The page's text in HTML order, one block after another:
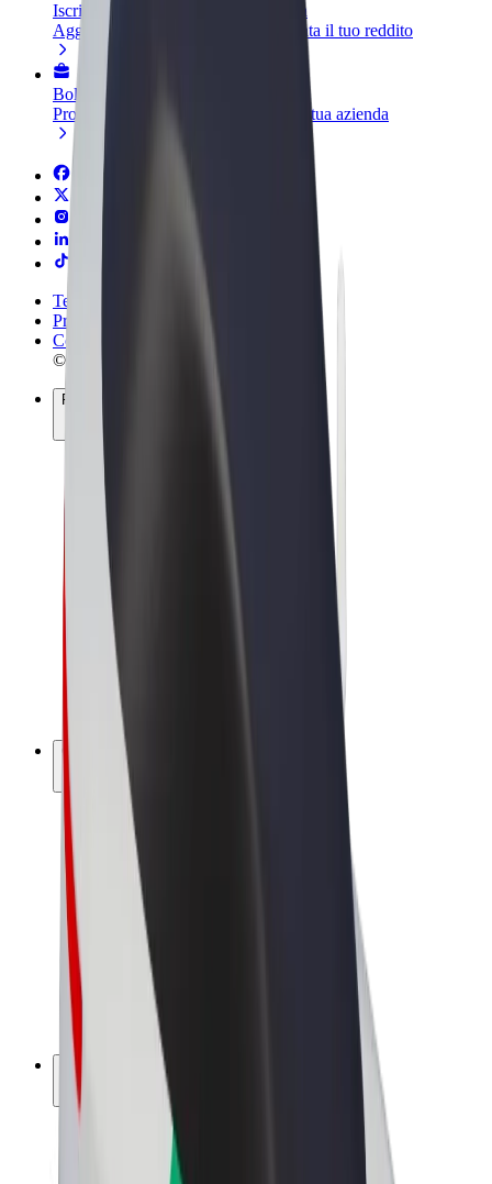
Iscriviti come proprietario della flotta
Aggiungi la tua flotta a Bolt e aumenta il tuo reddito
Bolt per le aziende
Prodotti e servizi Bolt scalabili per la tua azienda
Termini e condizioni
Privacy
Cookies
© 2026 Bolt Technology OÜ
Prodotti
Corse
Monopattini
Bolt Market
Bolt Food
Bolt Drive
Bolt per le aziende
Bicicletta elettrica
Bolt Plus
Collabora con Bolt
Autisti
Ricavi autista
Corriere
Ricavi corriere
Esercenti Bolt Food
Franchise
Società
Lavora con noi
Informazioni Su Bolt